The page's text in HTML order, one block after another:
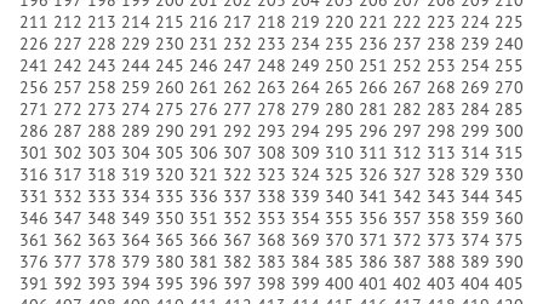
211 212 213 214 215 216 217 218 219 220 221 222 223 224 225
226 227 228 229 230 231 232 233 234 235 236 237 238 239 240
241 242 243 244 245 246 247 248 249 250 251 252 253 254 255
256 257 258 259 260 261 262 263 264 265 266 267 268 269 270
271 272 273 274 275 276 277 278 279 280 281 282 283 284 285
286 287 288 289 290 291 292 293 294 295 296 297 298 299 300
301 302 303 304 305 306 307 308 309 310 311 312 313 314 315
316 317 318 319 320 321 322 323 324 325 326 327 328 329 330
331 332 333 334 335 336 337 338 339 340 341 342 343 344 345
346 347 348 349 350 351 352 353 354 355 356 357 358 359 360
361 362 363 364 365 366 367 368 369 370 371 372 373 374 375
376 377 378 379 380 381 382 383 384 385 386 387 388 389 390
391 392 393 394 395 396 397 398 399 400 401 402 403 404 405